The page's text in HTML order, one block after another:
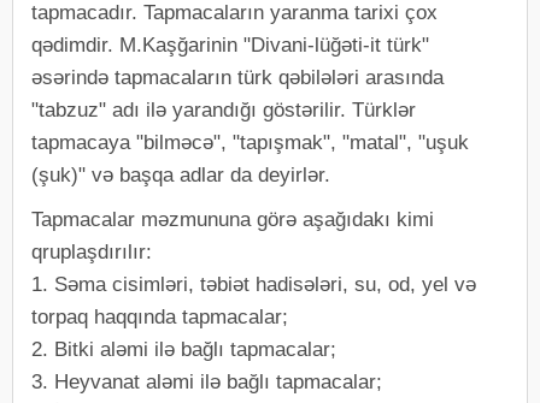
tapmacadır. Tapmacaların yaranma tarixi çox
qədimdir. M.Kaşğarinin "Divani-lüğəti-it türk"
əsərində tapmacaların türk qəbilələri arasında
"tabzuz" adı ilə yarandığı göstərilir. Türklər
tapmacaya "bilməcə", "tapışmak", "matal", "uşuk
(şuk)" və başqa adlar da deyirlər.
Tapmacalar məzmununa görə aşağıdakı kimi
qruplaşdırılır:
1. Səma cisimləri, təbiət hadisələri, su, od, yel və
torpaq haqqında tapmacalar;
2. Bitki aləmi ilə bağlı tapmacalar;
3. Heyvanat aləmi ilə bağlı tapmacalar;